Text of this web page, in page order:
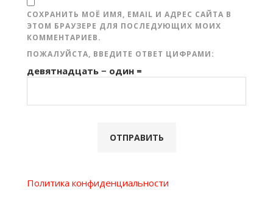
СОХРАНИТЬ МОЁ ИМЯ, EMAIL И АДРЕС САЙТА В
ЭТОМ БРАУЗЕРЕ ДЛЯ ПОСЛЕДУЮЩИХ МОИХ
КОММЕНТАРИЕВ.
ПОЖАЛУЙСТА, ВВЕДИТЕ ОТВЕТ ЦИФРАМИ:
девятнадцать − один =
Политика конфиденциальности